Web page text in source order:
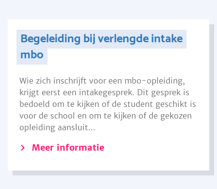
Begeleiding bij verlengde intake
mbo
Wie zich inschrijft voor een mbo-opleiding,
krijgt eerst een intakegesprek. Dit gesprek is
bedoeld om te kijken of de student geschikt is
voor de school en om te kijken of de gekozen
opleiding aansluit...
Meer informatie